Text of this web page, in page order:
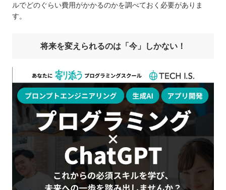
ルでどのぐらい費用がかかるのかを調べておく必要がありま
す。
将来を変えられるのは「今」しかない！